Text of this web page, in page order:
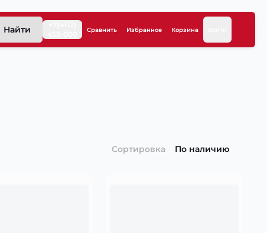
Найти Сравнить Избранное Корзина
Сортировка По наличию